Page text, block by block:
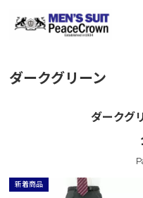
ダークグリーン
ダークグ
新着商品